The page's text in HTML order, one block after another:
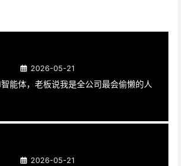
2026-05-21
能体，老板说我是全公司最会偷懒的人
2026-05-21